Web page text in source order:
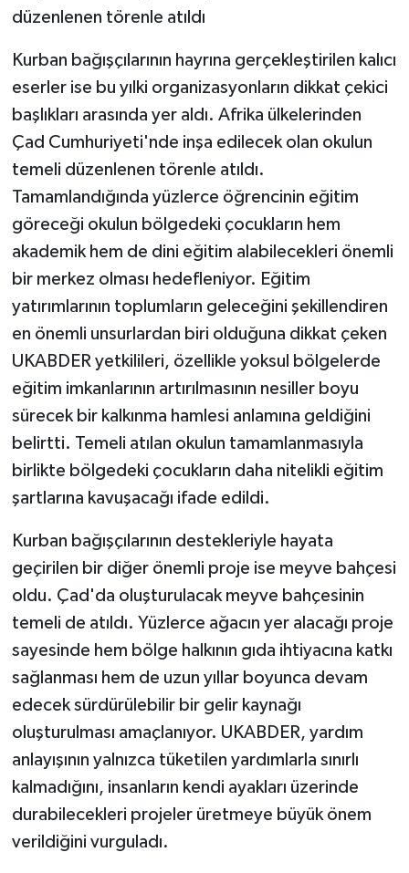
düzenlenen törenle atıldı
Kurban bağışçılarının hayrına gerçekleştirilen kalıcı
eserler ise bu yılki organizasyonların dikkat çekici
başlıkları arasında yer aldı. Afrika ülkelerinden
Çad Cumhuriyeti'nde inşa edilecek olan okulun
temeli düzenlenen törenle atıldı.
Tamamlandığında yüzlerce öğrencinin eğitim
göreceği okulun bölgedeki çocukların hem
akademik hem de dini eğitim alabilecekleri önemli
bir merkez olması hedefleniyor. Eğitim
yatırımlarının toplumların geleceğini şekillendiren
en önemli unsurlardan biri olduğuna dikkat çeken
UKABDER yetkilileri, özellikle yoksul bölgelerde
eğitim imkanlarının artırılmasının nesiller boyu
sürecek bir kalkınma hamlesi anlamına geldiğini
belirtti. Temeli atılan okulun tamamlanmasıyla
birlikte bölgedeki çocukların daha nitelikli eğitim
şartlarına kavuşacağı ifade edildi.
Kurban bağışçılarının destekleriyle hayata
geçirilen bir diğer önemli proje ise meyve bahçesi
oldu. Çad'da oluşturulacak meyve bahçesinin
temeli de atıldı. Yüzlerce ağacın yer alacağı proje
sayesinde hem bölge halkının gıda ihtiyacına katkı
sağlanması hem de uzun yıllar boyunca devam
edecek sürdürülebilir bir gelir kaynağı
oluşturulması amaçlanıyor. UKABDER, yardım
anlayışının yalnızca tüketilen yardımlarla sınırlı
kalmadığını, insanların kendi ayakları üzerinde
durabilecekleri projeler üretmeye büyük önem
verildiğini vurguladı.